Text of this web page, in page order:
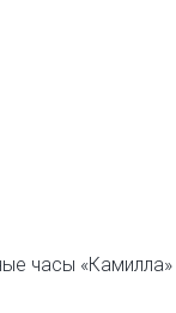
часы «Камилла»